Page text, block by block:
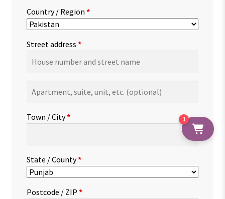
Country / Region *
Street address *
suite,
etc.(optional)
Town / City*
State / County*
Postcode / ZIP *
1